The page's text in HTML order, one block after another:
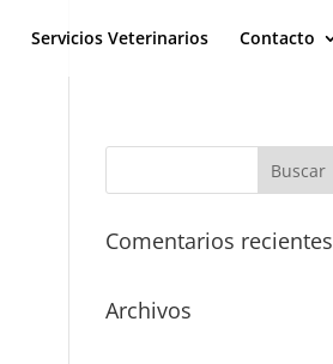
Servicios Veterinarios Contacto
Comentarios recientes
Archivos